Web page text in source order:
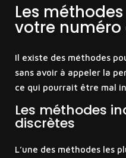
Les
votre numéro
Il existe des méthodes
sans avoir à appeler la
ce qui pourrait être mal
Les méthodes
discrètes
L’une des méthodes les